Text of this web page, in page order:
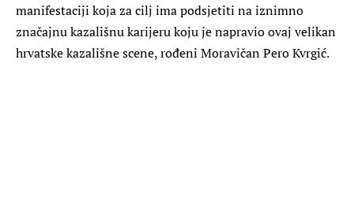
manifestaciji koja za cilj ima podsjetiti na iznimno
značajnu kazališnu karijeru koju je napravio ovaj velikan
hrvatske kazališne scene, rođeni Moravičan Pero Kvrgić.